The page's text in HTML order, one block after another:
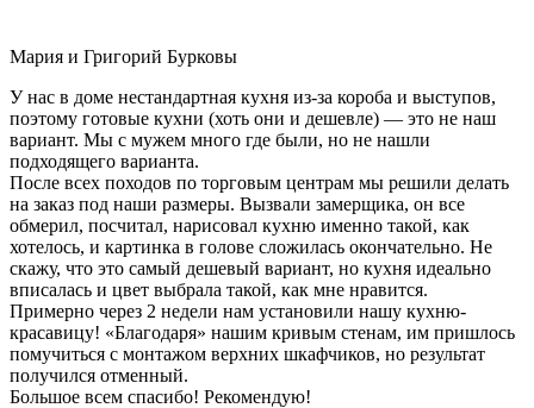
Мария и Григорий Бурковы
У нас в доме нестандартная кухня из-за короба и выступов,
поэтому готовые кухни (хоть они и дешевле) — это не наш
вариант. Мы с мужем много где были, но не нашли
подходящего варианта.
После всех походов по торговым центрам мы решили делать
на заказ под наши размеры. Вызвали замерщика, он все
обмерил, посчитал, нарисовал кухню именно такой, как
хотелось, и картинка в голове сложилась окончательно. Не
скажу, что это самый дешевый вариант, но кухня идеально
вписалась и цвет выбрала такой, как мне нравится.
Примерно через 2 недели нам установили нашу кухню-
красавицу! «Благодаря» нашим кривым стенам, им пришлось
помучиться с монтажом верхних шкафчиков, но результат
получился отменный.
Большое всем спасибо! Рекомендую!